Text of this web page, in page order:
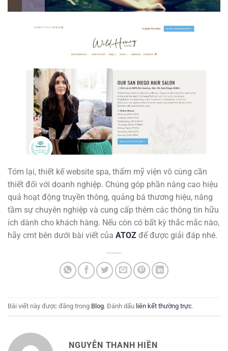
Tóm lại, thiết kế website spa, thẩm mỹ viện vô cùng cần
thiết đối với doanh nghiệp. Chúng góp phần nâng cao hiệu
quả hoạt động truyền thông, quảng bá thương hiệu, nâng
tầm sự chuyên nghiệp và cung cấp thêm các thông tin hữu
ích dành cho khách hàng. Nếu còn có bất kỳ thắc mắc nào,
hãy cmt bên dưới bài viết của ATOZ để được giải đáp nhé.
Bài viết này được đăng trong Blog. Đánh dấu liên kết thường trực.
NGUYỄN THANH HIỀN